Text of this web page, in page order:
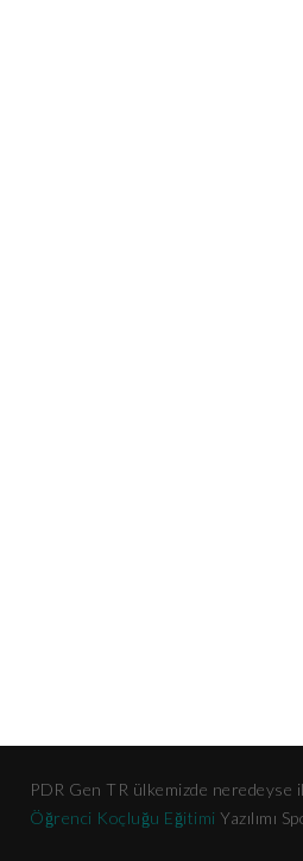
PDR Gen TR ülkemizde neredeyse
Öğrenci Koçluğu Eğitimi Yazılımı